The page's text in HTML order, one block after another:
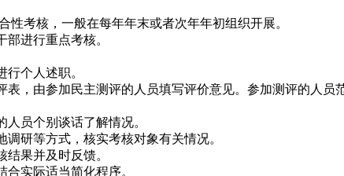
考核，一般在每年年末或者次年年初组织开展。
进行重点考核。
个人述职。
由参加民主测评的人员填写评价意见。参加测评的人员
员个别谈话了解情况。
研等方式，核实考核对象有关情况。
果并及时反馈。
实际适当简化程序。